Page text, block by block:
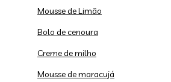
Mousse de Limão
Bolo de cenoura
Creme de milho
Mousse de maracujá